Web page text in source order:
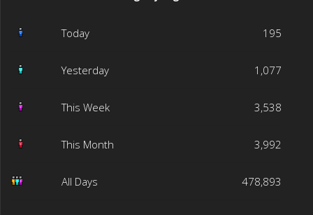
Today 195
Yesterday 1,077
This Week 3,538
This Month 3,992
All Days 478,893